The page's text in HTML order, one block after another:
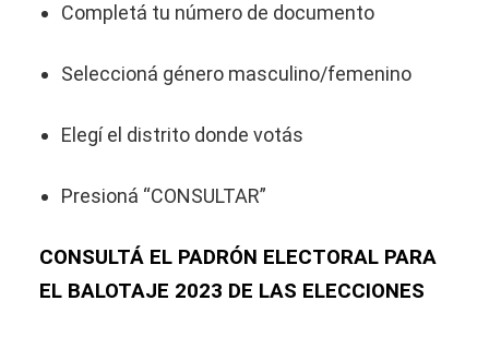
Completá tu número de documento
Seleccioná género masculino/femenino
Elegí el distrito donde votás
Presioná “CONSULTAR”
CONSULTÁ EL PADRÓN ELECTORAL PARA
EL BALOTAJE 2023 DE LAS ELECCIONES